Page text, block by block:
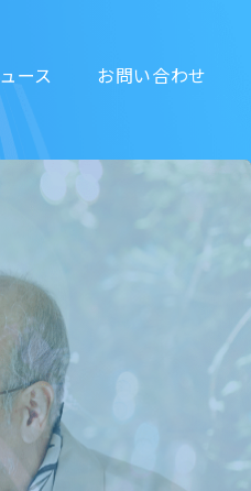
ース お問い合わせ